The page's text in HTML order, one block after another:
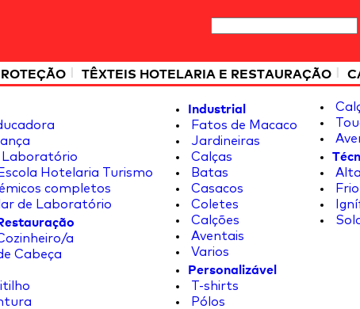
| TÊXTEIS HOTELARIA E RESTAURAÇÃO |
Laboratório
Hotelaria Turismo
completos
de Laboratório
a
Cabeça
Industrial
Fatos de Macaco
Jardineiras
Calças
Batas
Casacos
Coletes
Calções
Aventais
Varios
Personalizável
T-shirts
Pólos